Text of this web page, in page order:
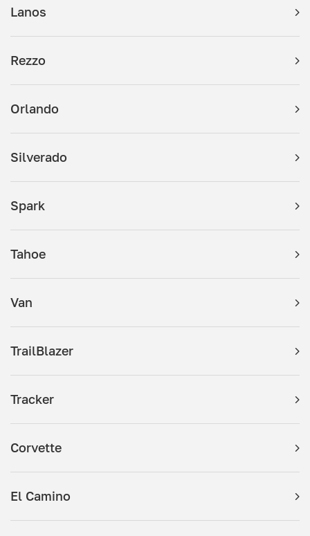
Lanos
Rezzo
Orlando
Silverado
Spark
Tahoe
Van
TrailBlazer
Tracker
Corvette
El Camino